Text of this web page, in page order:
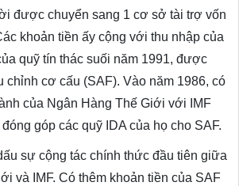
được chuyển sang 1 cơ sở tài trợ vốn
khoản tiền ấy cộng với thu nhập của
quỹ tín thác suối năm 1991, được
chỉnh cơ cấu (SAF). Vào năm 1986, có
của Ngân Hàng Thế Giới với IMF
góp các quỹ IDA của họ cho SAF.
sự cộng tác chính thức đầu tiên giữa
và IMF. Có thêm khoản tiền của SAF